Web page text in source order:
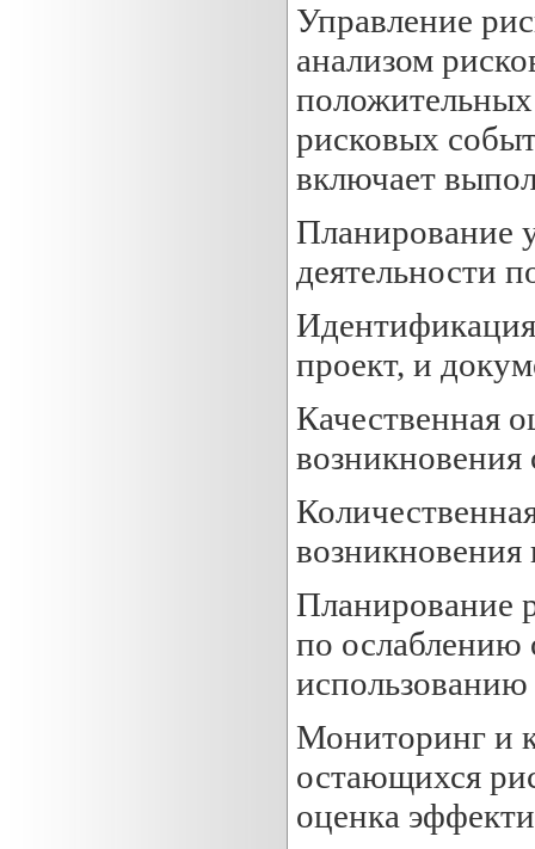
Управление
анализом
рисковых
включает
Планирование
деятельности
проект, и
Качественная
возникновения
возникновения
Планирование
по ослаблению
Мониторинг и
остающихся
оценка